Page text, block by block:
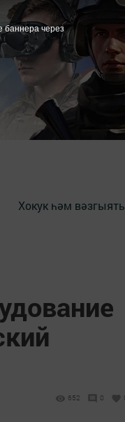
Хокук һәм вәзгыять
652 0
баннера через